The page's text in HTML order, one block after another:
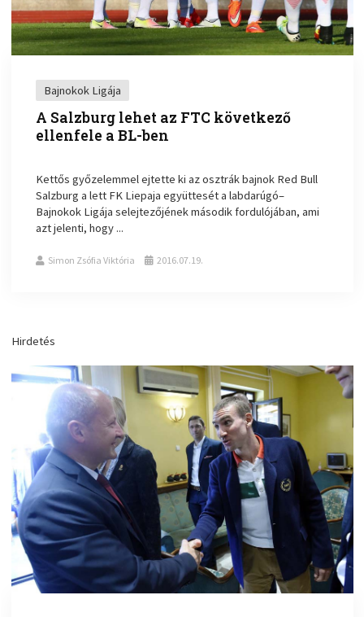
Bajnokok Ligája
A Salzburg lehet az FTC következő
ellenfele a BL-ben
Kettős győzelemmel ejtette ki az osztrák bajnok Red Bull
Salzburg a lett FK Liepaja együttesét a labdarúgó–
Bajnokok Ligája selejtezőjének második fordulójában, ami
azt jelenti, hogy ...
Simon Zsófia Viktória 2016.07.19.
Hirdetés